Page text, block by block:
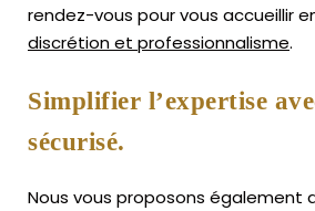
rendez-vous pour vous accueillir
discrétion et professionnalisme.
Simplifier l’expertise
sécurisé.
Nous vous proposons également